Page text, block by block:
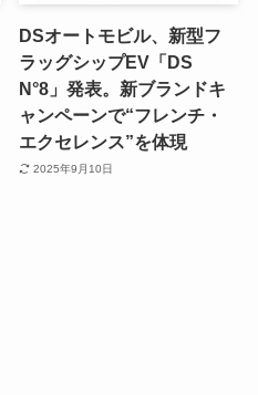
DSオートモビル、新型フ
ラッグシップEV「DS
N°8」発表。新ブランドキ
ャンペーンで“フレンチ・
エクセレンス”を体現
2025年9月10日